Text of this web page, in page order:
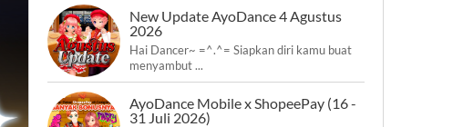
New Update AyoDance 4 Agustus
2026
Hai Dancer~ =^.^= Siapkan diri kamu buat
menyambut ...
AyoDance Mobile x ShopeePay (16 -
31 Juli 2026)